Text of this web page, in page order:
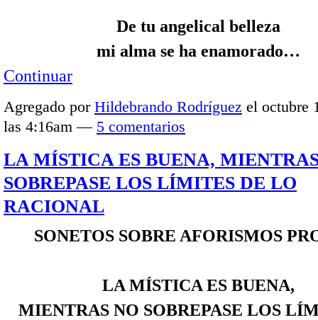
De tu angelical belleza
mi alma se ha enamorado…
Continuar
Agregado por Hildebrando Rodríguez el octubre
las 4:16am — 5 comentarios
LA MÍSTICA ES BUENA,
SOBREPASE LOS LÍMITES DE LO
RACIONAL
SONETOS SOBRE AFORISMOS
LA MÍSTICA ES BUENA,
MIENTRAS NO SOBREPASE LOS